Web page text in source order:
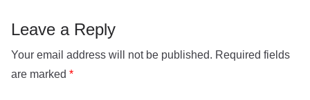
Leave a Reply
Your email address will not be published. Required fields
are marked *